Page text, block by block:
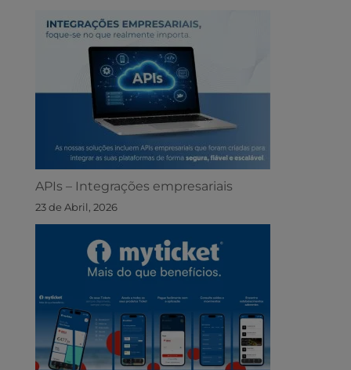
APIs – Integrações empresariais
23 de Abril, 2026